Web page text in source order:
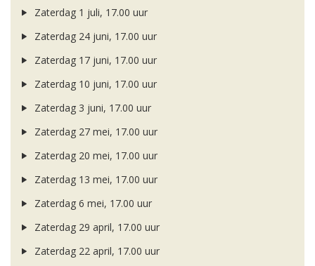
Zaterdag 1 juli, 17.00 uur
Zaterdag 24 juni, 17.00 uur
Zaterdag 17 juni, 17.00 uur
Zaterdag 10 juni, 17.00 uur
Zaterdag 3 juni, 17.00 uur
Zaterdag 27 mei, 17.00 uur
Zaterdag 20 mei, 17.00 uur
Zaterdag 13 mei, 17.00 uur
Zaterdag 6 mei, 17.00 uur
Zaterdag 29 april, 17.00 uur
Zaterdag 22 april, 17.00 uur